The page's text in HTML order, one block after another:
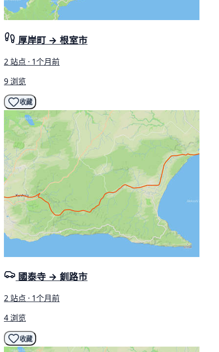
厚岸町 → 根室市
2 站点 · 1个月前
9 浏览
收藏
國泰寺 → 釧路市
2 站点 · 1个月前
4 浏览
收藏